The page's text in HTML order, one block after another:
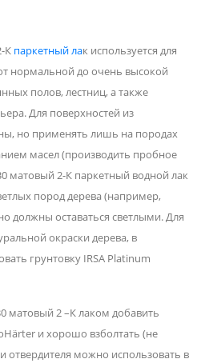
К паркетный лак используется для
нормальной до очень высокой
полов, лестниц, а также
Для поверхностей из
но применять лишь на породах
масел (производить пробное
матовый 2-К паркетный водной лак
пород дерева (например,
должны оставаться светлыми. Для
окраски дерева, в
грунтовку IRSA Platinum
матовый 2 –К лаком добавить
и хорошо взболтать (не
отвердителя можно использовать в